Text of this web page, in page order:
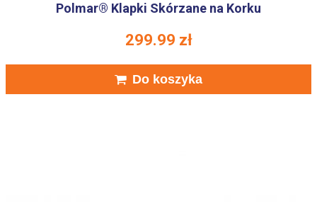
Polmar® Klapki Skórzane na Korku
299.99 zł
Do koszyka